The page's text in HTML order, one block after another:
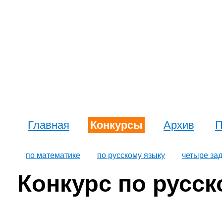
Главная Конкурсы Архив
по математике по русскому языку четыре
Конкурс по